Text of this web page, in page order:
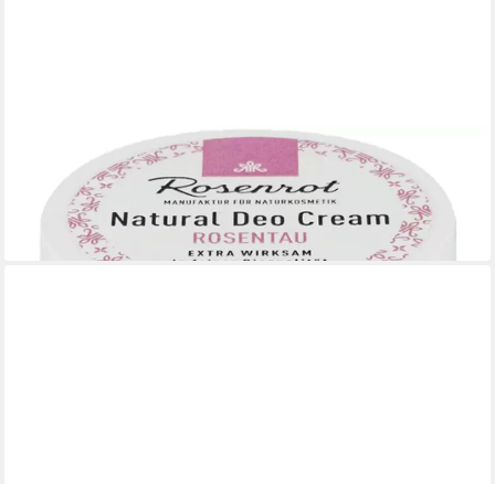
Rosenrot Deo-Creme Deo Creme Rosentau, 50 g
7,90 €
(158,00 €/ 1 kg)
lieferbar - in 3-4 Werktagen bei dir